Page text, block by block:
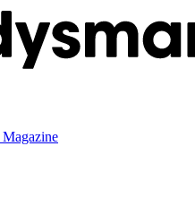
Magazine